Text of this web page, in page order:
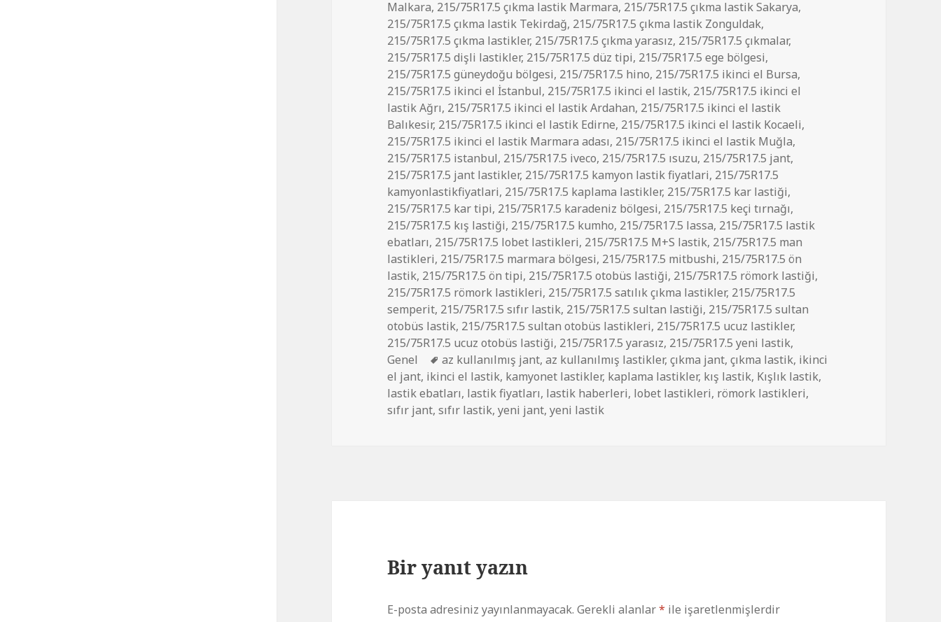
Malkara, 215/75R17.5 çıkma lastik Marmara, 215/75R17.5 çıkma lastik Sakarya,
215/75R17.5 çıkma lastik Tekirdağ, 215/75R17.5 çıkma lastik Zonguldak,
215/75R17.5 çıkma lastikler, 215/75R17.5 çıkma yarasız, 215/75R17.5 çıkmalar,
215/75R17.5 dişli lastikler, 215/75R17.5 düz tipi, 215/75R17.5 ege bölgesi,
215/75R17.5 güneydoğu bölgesi, 215/75R17.5 hino, 215/75R17.5 ikinci el Bursa,
215/75R17.5 ikinci el İstanbul, 215/75R17.5 ikinci el lastik, 215/75R17.5 ikinci el
lastik Ağrı, 215/75R17.5 ikinci el lastik Ardahan, 215/75R17.5 ikinci el lastik
Balıkesir, 215/75R17.5 ikinci el lastik Edirne, 215/75R17.5 ikinci el lastik Kocaeli,
215/75R17.5 ikinci el lastik Marmara adası, 215/75R17.5 ikinci el lastik Muğla,
215/75R17.5 istanbul, 215/75R17.5 iveco, 215/75R17.5 ısuzu, 215/75R17.5 jant,
215/75R17.5 jant lastikler, 215/75R17.5 kamyon lastik fiyatlari, 215/75R17.5
kamyonlastikfiyatlari, 215/75R17.5 kaplama lastikler, 215/75R17.5 kar lastiği,
215/75R17.5 kar tipi, 215/75R17.5 karadeniz bölgesi, 215/75R17.5 keçi tırnağı,
215/75R17.5 kış lastiği, 215/75R17.5 kumho, 215/75R17.5 lassa, 215/75R17.5 lastik
ebatları, 215/75R17.5 lobet lastikleri, 215/75R17.5 M+S lastik, 215/75R17.5 man
lastikleri, 215/75R17.5 marmara bölgesi, 215/75R17.5 mitbushi, 215/75R17.5 ön
lastik, 215/75R17.5 ön tipi, 215/75R17.5 otobüs lastiği, 215/75R17.5 römork lastiği,
215/75R17.5 römork lastikleri, 215/75R17.5 satılık çıkma lastikler, 215/75R17.5
semperit, 215/75R17.5 sıfır lastik, 215/75R17.5 sultan lastiği, 215/75R17.5 sultan
otobüs lastik, 215/75R17.5 sultan otobüs lastikleri, 215/75R17.5 ucuz lastikler,
215/75R17.5 ucuz otobüs lastiği, 215/75R17.5 yarasız, 215/75R17.5 yeni lastik,
Genel
Etiketler
az kullanılmış jant,az kullanılmış lastikler,çıkma jant,çıkma lastik, ikinci
el jant, ikinci el lastik, kamyonet lastikler, kaplama lastikler, kış lastik, Kışlık lastik,
lastik ebatları, lastik fiyatları, lastik haberleri, lobet lastikleri, römork lastikleri,
sıfır jant,sıfır lastik,yeni jant,yeni lastik
Bir yanıt yazın
E-posta adresiniz yayınlanmayacak. Gerekli alanlar* ile işaretlenmişlerdir